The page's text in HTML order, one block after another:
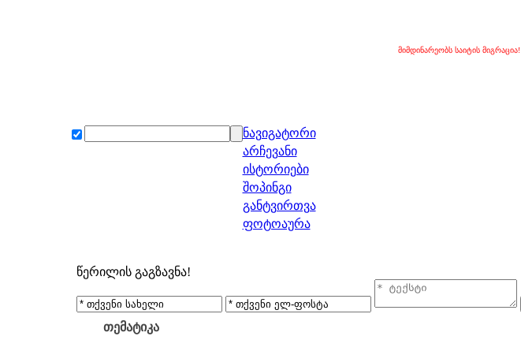
მიმდინარეობს საიტის მიგრაცია!
ნავიგატორი
არჩევანი
ისტორიები
შოპინგი
განტვირთვა
ფოტოაურა
წერილის გაგზავნა!
თემატიკა